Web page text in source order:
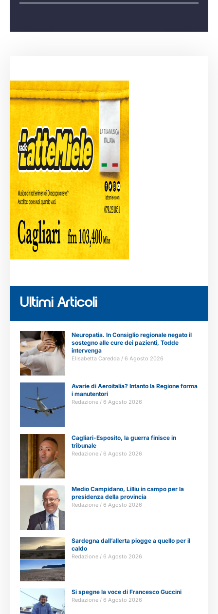
Ultimi Articoli
Neuropatia. In Consiglio regionale negato il
sostegno alle cure dei pazienti, Todde
intervenga
Elisabetta Caredda 6 Agosto 2026
Avarie di Aeroitalia? Intanto la Regione forma
i manutentori
Redazione 6 Agosto 2026
Cagliari-Esposito, la guerra finisce in
tribunale
Redazione 6 Agosto 2026
Medio Campidano, Lilliu in campo per la
presidenza della provincia
Redazione 6 Agosto 2026
Sardegna dall’allerta piogge a quello per il
caldo
Redazione 6 Agosto 2026
Si spegne la voce di Francesco Guccini
Redazione 6 Agosto 2026